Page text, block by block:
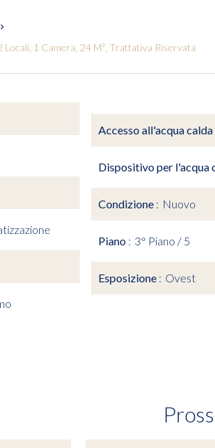
1 Camera, 24 M², Trattativa Riservata
Accesso all'acqua calda
Dispositivo per l'acqua
Condizione Nuovo
Piano 3° Piano / 5
Esposizione Ovest